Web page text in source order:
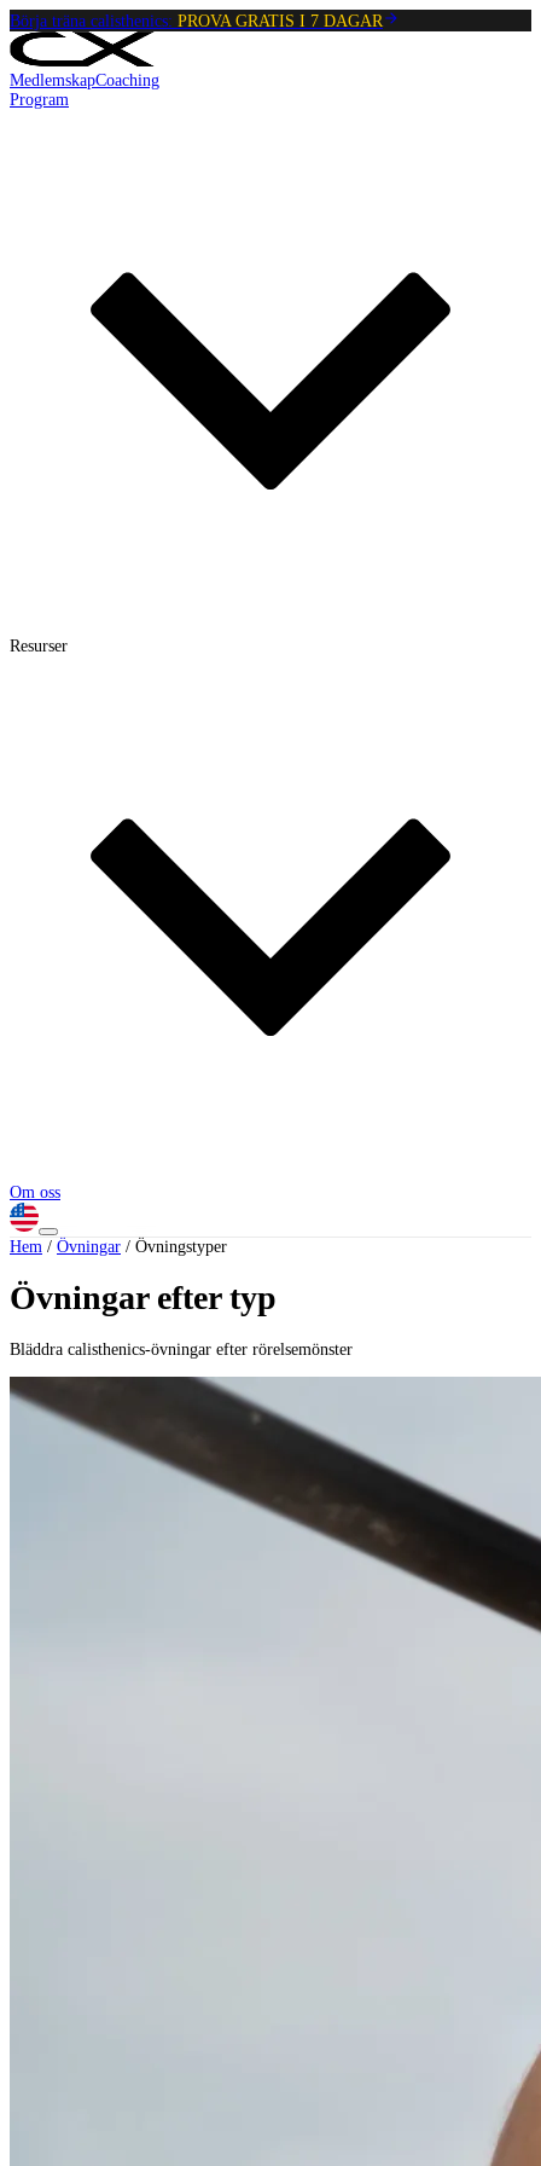
Börja träna calisthenics: PROVA GRATIS I 7 DAGAR
MedlemskapCoaching
Program
Resurser
Om oss
Hem / Övningar / Övningstyper
Övningar efter typ
Bläddra calisthenics-övningar efter rörelsemönster